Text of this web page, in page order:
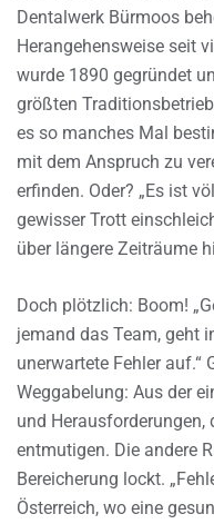
Dentalwerk Bürmoos
Herangehensweise seit
wurde 1890 gegründet
größten
es so manches Mal
mit dem Anspruch zu
erfinden. Oder? „Es ist
gewisser Trott
über längere Zeiträume
Doch plötzlich: Boom!
jemand das Team, geht
unerwartete Fehler auf.“
Weggabelung: Aus der
und Herausforderungen,
entmutigen. Die andere
Bereicherung lockt.
Österreich, wo eine